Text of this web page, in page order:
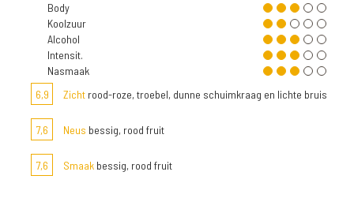
Body
Koolzuur
Alcohol
Intensit.
Nasmaak
6,9
Zicht rood-roze, troebel, dunne schuimkraag en lichte bruis
7,6 Neus bessig, rood fruit
7,6 Smaak bessig, rood fruit